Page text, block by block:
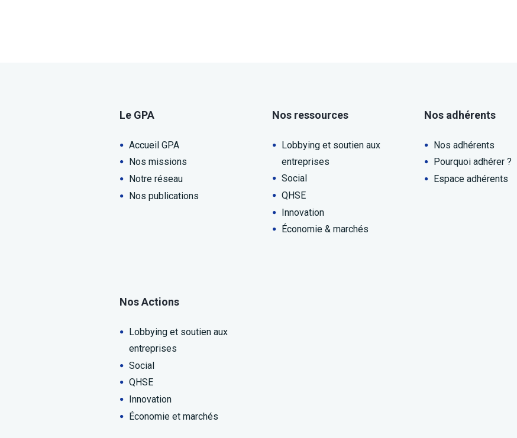
Le GPA
Accueil GPA
Nos missions
Notre réseau
Nos publications
Nos ressources
Lobbying et soutien aux
entreprises
Social
QHSE
Innovation
Économie & marchés
Nos adhérents
Nos adhérents
Pourquoi adhérer ?
Espace adhérents
Nos Actions
Lobbying et soutien aux
entreprises
Social
QHSE
Innovation
Économie et marchés